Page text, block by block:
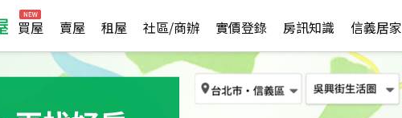
買屋 賣屋 租屋 社區/商辦 實價登錄 房訊知識 信義居家